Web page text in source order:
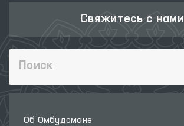
Свяжитесь с нами
Об Омбудсмане